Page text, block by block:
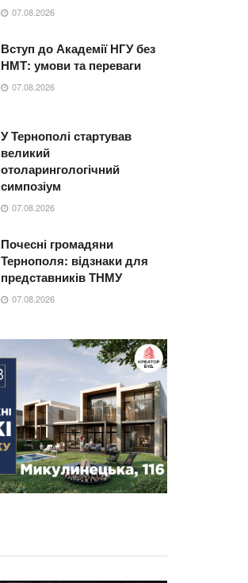
07.08.2026
Вступ до Академії НГУ без
НМТ: умови та переваги
07.08.2026
У Тернополі стартував
великий
отоларингологічний
симпозіум
07.08.2026
Почесні громадяни
Тернополя: відзнаки для
представників ТНМУ
07.08.2026